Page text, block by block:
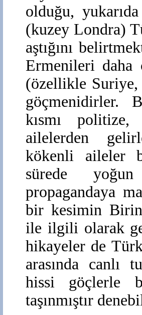
olduğu,
(kuzey Londra)
aştığını
Ermenileri
(özellikle Suriye,
göçmenidirler.
kısmı
ailelerden
kökenli aileler
sürede
propagandaya
bir kesimin
ile ilgili olarak
hikayeler de
arasında canlı
hissi göçlerle
taşınmıştır